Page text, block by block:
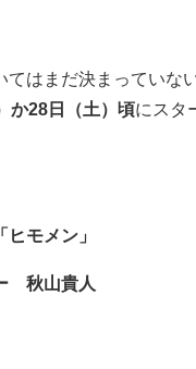
てはまだ決まっていな
か28日（土）頃にスタ
モメン」
秋山貴人